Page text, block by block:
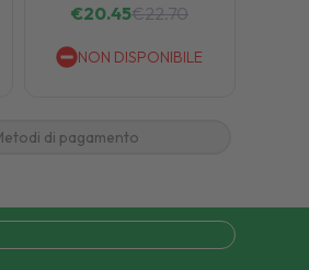
€20.45€22.70
NON DISPONIBILE
di pagamento